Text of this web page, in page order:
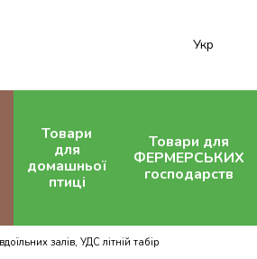
Укр
Товари
для
домашньої
птиці
Товари для
ФЕРМЕРСЬКИХ
господарств
залів, УДС літній табір